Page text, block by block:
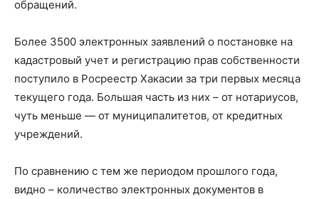
обращений.
Более 3500 электронных заявлений о постановке на
кадастровый учет и регистрацию прав собственности
поступило в Росреестр Хакасии за три первых месяца
текущего года. Большая часть из них – от нотариусов,
чуть меньше — от муниципалитетов, от кредитных
учреждений.
По сравнению с тем же периодом прошлого года,
видно – количество электронных документов в